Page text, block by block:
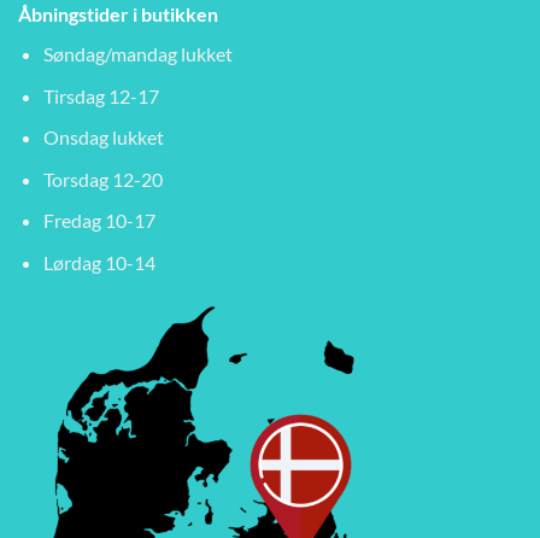
Åbningstider i butikken
Søndag/mandag lukket
Tirsdag 12-17
Onsdag lukket
Torsdag 12-20
Fredag 10-17
Lørdag 10-14